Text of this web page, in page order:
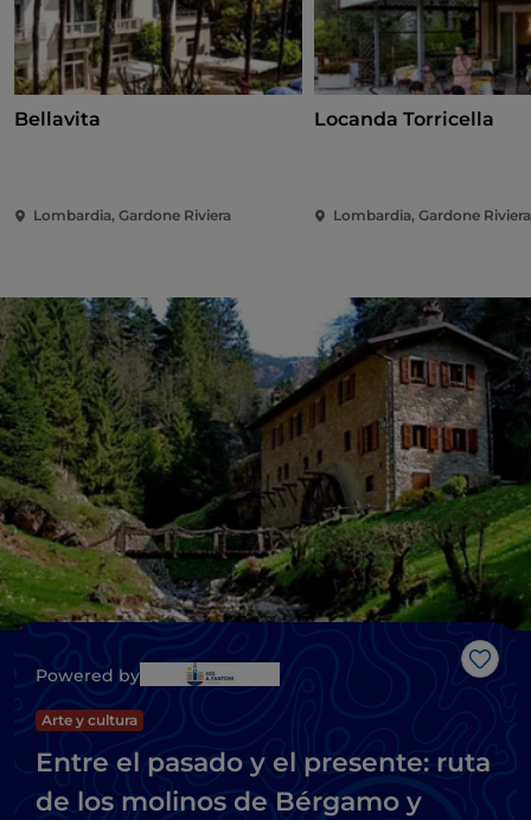
Bellavita
Lombardia, Gardone Riviera
Locanda Torricella
Lombardia, Gardone Riviera
Me
Powered by
Arte y cultura
Entre el pasado y el presente: ruta
de los molinos de Bérgamo y